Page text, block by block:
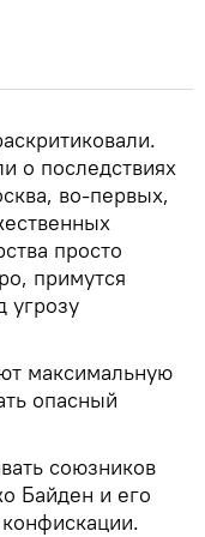
о последствиях
во-первых,
просто
примутся
угрозу
максимальную
опасный
союзников
Байден и его